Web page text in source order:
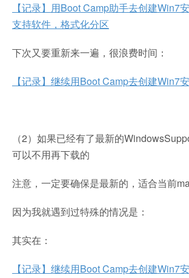
【记录】用Boot Camp助手去创建Win7
支持软件，格式化分区
下次又要重新来一遍，很浪费时间：
【记录】继续用Boot Camp去创建Win7
（2）如果已经有了最新的
可以不用再下载的
注意，一定要确保是最新的，适合当前
因为我就遇到过特殊的情况是：
其实在：
【记录】继续用Boot Camp去创建Win7